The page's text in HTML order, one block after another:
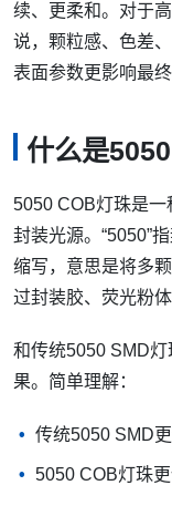
续、更柔和。对于
说，颗粒感、色差
表面参数更影响最终
什么是
5050 COB灯珠是一
封装光源。“5050”
缩写，意思是将多
过封装胶、荧光粉
和传统5050 SMD
果。简单理解：
传统5050 SMD
5050 COB灯珠